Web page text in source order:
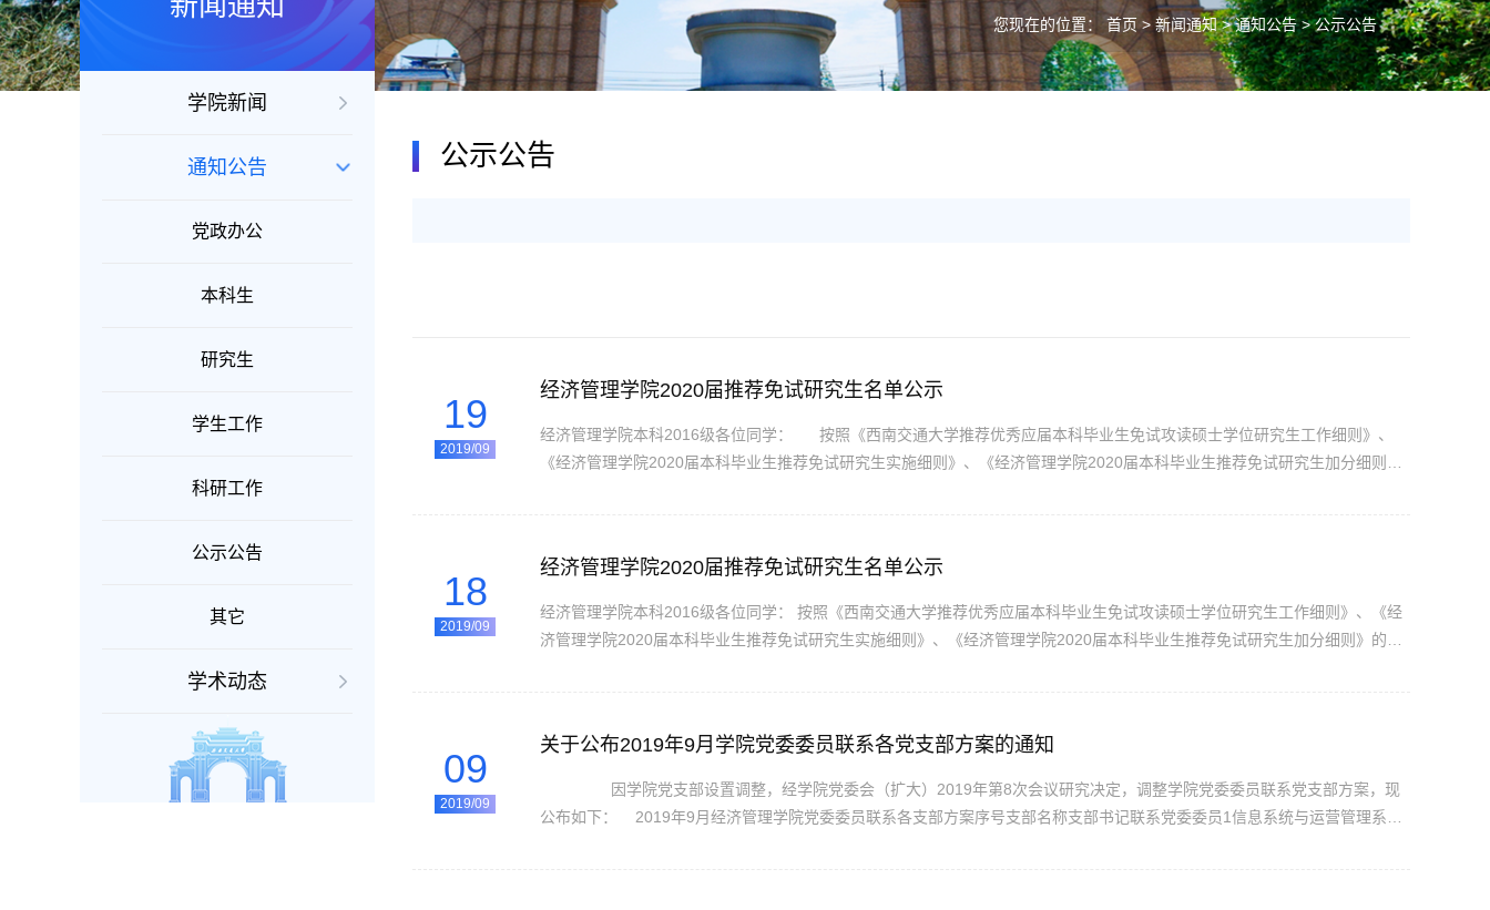
您现在的位置：首页> 新闻通知>通知公告> 公示公告
学院新闻
通知公告
党政办公
本科生
研究生
学生工作
科研工作
公示公告
其它
学术动态
公示公告
19
2019/09
经济管理学院2020届推荐免试研究生名单公示
​经济管理学院本科2016级各位同学： 按照《西南交通大学推荐优秀应届本科毕业生免试攻读硕士学位研究生工作细则》、
《经济管理学院2020届本科毕业生推荐免试研究生实施细则》、《经济管理学院2020届本科毕业生推荐免试研究生加分细则》
18
2019/09
经济管理学院2020届推荐免试研究生名单公示
经济管理学院本科2016级各位同学： 按照《西南交通大学推荐优秀应届本科毕业生免试攻读硕士学位研究生工作细则》、《经
济管理学院2020届本科毕业生推荐免试研究生实施细则》、《经济管理学院2020届本科毕业生推荐免试研究生加分细则》的相
09
2019/09
关于公布2019年9月学院党委委员联系各党支部方案的通知
因学院党支部设置调整，经学院党委会（扩大）2019年第8次会议研究决定，调整学院党委委员联系党支部方案，现
公布如下： 2019年9月经济管理学院党委委员联系各支部方案序号支部名称支部书记联系党委委员1信息系统与运营管理系党